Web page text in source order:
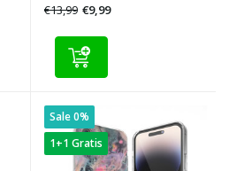
€13,99 €9,99
Sale 0%
1+1 Gratis